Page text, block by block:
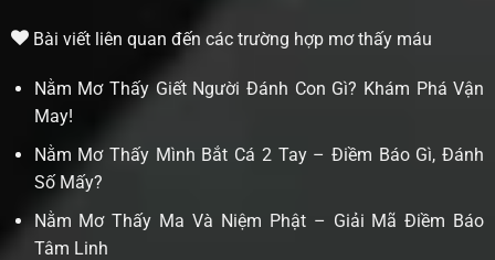
Bài viết liên quan đến các trường hợp mơ thấy máu
Nằm Mơ Thấy Giết Người Đánh Con Gì? Khám Phá Vận
May!
Nằm Mơ Thấy Mình Bắt Cá 2 Tay – Điềm Báo Gì, Đánh
Số Mấy?
Nằm Mơ Thấy Ma Và Niệm Phật – Giải Mã Điềm Báo
Tâm Linh